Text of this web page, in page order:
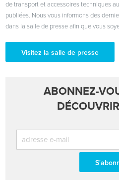
de transport et accessoires techniques
publiées. Nous vous informons des
dans la salle de presse afin que vous
Visitez la salle de presse
ABONNEZ-